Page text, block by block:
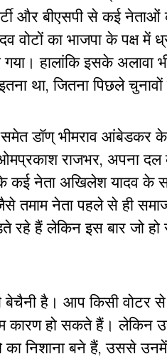
और बीएसपी से कई
वोटों का भाजपा के पक्ष
हालांकि इसके अलावा
था, जितना पिछले
भीमराव आंबेडकर के
राजभर, अपना दल
के कई नेता अखिलेश यादव के
नेता पहले से ही
रहे हैं लेकिन इस बार जो
है। आप किसी वोटर से
हो सकते हैं। लेकिन
निशाना बने हैं, उससे उनमें